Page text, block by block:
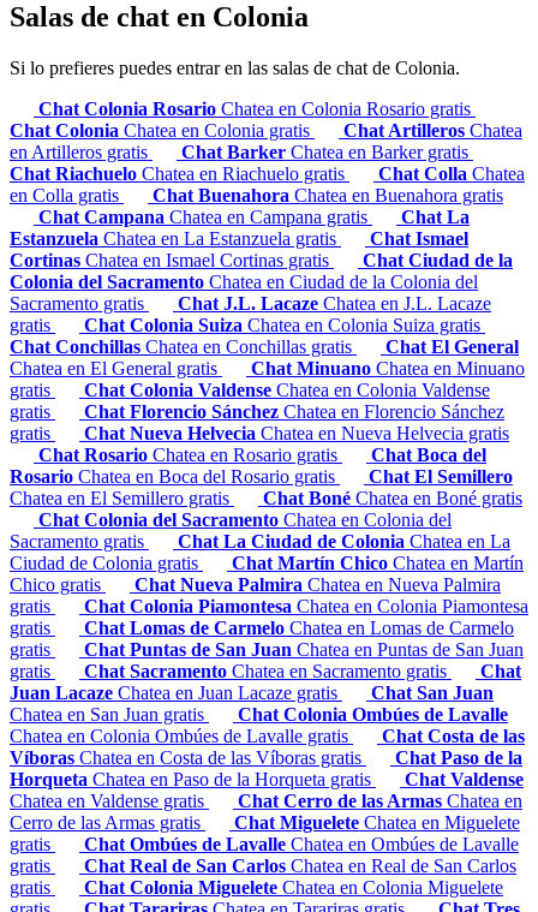
Salas de chat en Colonia
Si lo prefieres puedes entrar en las salas de chat de Colonia.
Chat Colonia Rosario Chatea en Colonia Rosario gratis
Chat Colonia Chatea en Colonia gratis Chat Artilleros Chatea
en Artilleros gratis
Chat Barker Chatea en Barker gratis
Chat Riachuelo Chatea en Riachuelo gratis Chat Colla Chatea
en Colla gratis
Chat Buenahora Chatea en Buenahora gratis
Chat Campana Chatea en Campana gratis
Chat La
Estanzuela Chatea en La Estanzuela gratis
Chat Ismael
Cortinas Chatea en Ismael Cortinas gratis
Chat Ciudad de la
Colonia del Sacramento Chatea en Ciudad de la Colonia del
Sacramento gratis
Chat J.L. Lacaze Chatea en J.L. Lacaze
gratis
Chat Colonia Suiza Chatea en Colonia Suiza gratis
Chat Conchillas Chatea en Conchillas gratis
Chat El General
Chatea en El General gratis
Chat Minuano Chatea en Minuano
gratis
Chat Colonia Valdense Chatea en Colonia Valdense
gratis
Chat Florencio Sánchez Chatea en Florencio Sánchez
gratis
Chat Nueva Helvecia Chatea en Nueva Helvecia gratis
Chat Rosario Chatea en Rosario gratis
Chat Boca del
Rosario Chatea en Boca del Rosario gratis
Chat El Semillero
Chatea en El Semillero gratis
Chat Boné Chatea en Boné gratis
Chat Colonia del Sacramento Chatea en Colonia del
Sacramento gratis
Chat La Ciudad de Colonia Chatea en La
Ciudad de Colonia gratis
Chat Martín Chico Chatea en Martín
Chico gratis
Chat Nueva Palmira Chatea en Nueva Palmira
gratis
Chat Colonia Piamontesa Chatea en Colonia Piamontesa
gratis
Chat Lomas de Carmelo Chatea en Lomas de Carmelo
gratis
Chat Puntas de San Juan Chatea en Puntas de San Juan
gratis
Chat Sacramento Chatea en Sacramento gratis
Chat
Juan Lacaze Chatea en Juan Lacaze gratis
Chat San Juan
Chatea en San Juan gratis
Chat Colonia Ombúes de Lavalle
Chatea en Colonia Ombúes de Lavalle gratis
Chat Costa de las
Víboras Chatea en Costa de las Víboras gratis
Chat Paso de la
Horqueta Chatea en Paso de la Horqueta gratis
Chat Valdense
Chatea en Valdense gratis
Chat Cerro de las Armas Chatea en
Cerro de las Armas gratis
Chat Miguelete Chatea en Miguelete
gratis
Chat Ombúes de Lavalle Chatea en Ombúes de Lavalle
gratis
Chat Real de San Carlos Chatea en Real de San Carlos
gratis
Chat Colonia Miguelete Chatea en Colonia Miguelete